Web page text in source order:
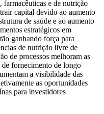
farmacêuticas e de nutrição
capital devido ao aumento
de saúde e ao aumento
estratégicos em
ganhando força para
de nutrição livre de
de processos melhoram as
de fornecimento de longo
a visibilidade das
as oportunidades
para investidores